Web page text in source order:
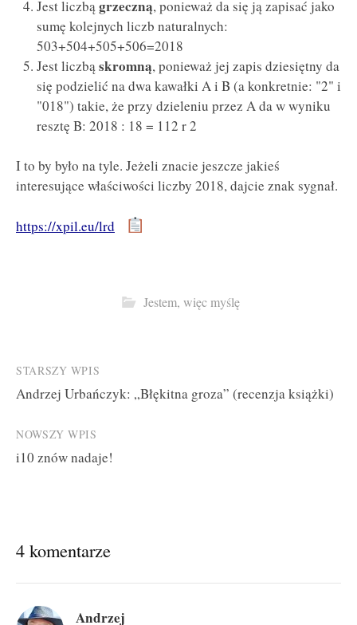
Jest liczbągrzeczną, ponieważ da się ją zapisać jako
sumę kolejnych liczb naturalnych:
503+504+505+506=2018
Jest liczbąskromną, ponieważ jej zapis dziesiętny da
się podzielić na dwa kawałki A i B (a konkretnie: "2" i
"018") takie, że przy dzieleniu przez A da w wyniku
resztę B: 2018 : 18 = 112 r 2
I to by było na tyle. Jeżeli znacie jeszcze jakieś
interesujące właściwości liczby 2018, dajcie znak sygnał.
https://xpil.eu/lrd
Jestem, więc myślę
Post
navigation
STARSZY WPIS
Andrzej Urbańczyk: „Błękitna groza” (recenzja książki)
NOWSZY WPIS
i10 znów nadaje!
4 komentarze
Andrzej